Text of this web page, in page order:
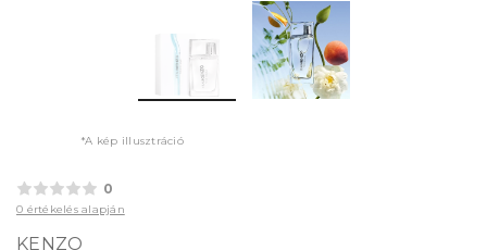
*A kép illusztráció
0
0 értékelés alapján
KENZO